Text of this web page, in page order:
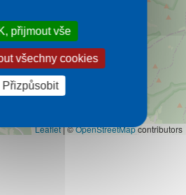
Leaflet|©OpenStreetMapcontributors
přijmout vše
všechny cookies
Přizpůsobit